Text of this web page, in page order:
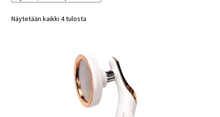
Näytetään kaikki 4 tulosta